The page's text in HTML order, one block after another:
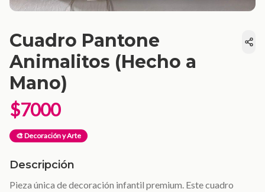
Cuadro Pantone
Animalitos (Hecho a
Mano)
$7000
🎨 Decoración y Arte
Descripción
Pieza única de decoración infantil premium. Este cuadro